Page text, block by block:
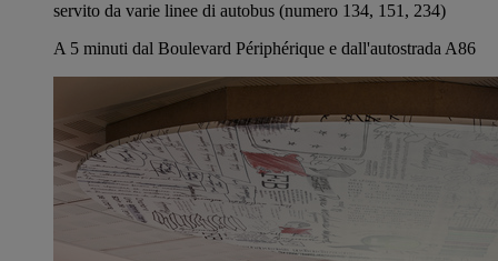
servito da varie linee di autobus (numero 134, 151, 234)
A 5 minuti dal Boulevard Périphérique e dall'autostrada A86